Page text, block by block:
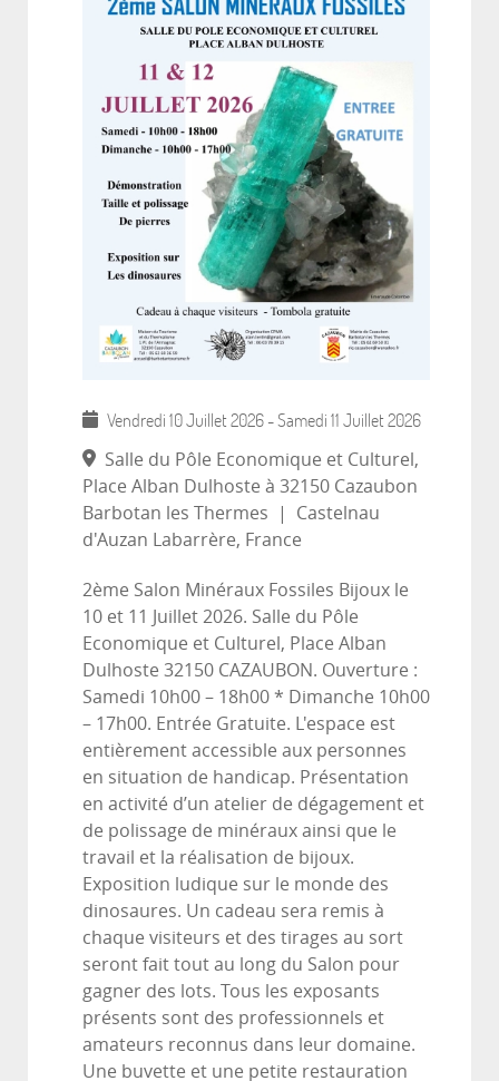
Vendredi 10 Juillet 2026 -Samedi 11 Juillet 2026
Salle du Pôle Economique et Culturel,
Place Alban Dulhoste à 32150 Cazaubon
Barbotan les Thermes
|
Castelnau
d'Auzan Labarrère, France
2ème Salon Minéraux Fossiles Bijoux le
10 et 11 Juillet 2026. Salle du Pôle
Economique et Culturel, Place Alban
Dulhoste 32150 CAZAUBON. Ouverture :
Samedi 10h00 – 18h00 * Dimanche 10h00
– 17h00. Entrée Gratuite. L'espace est
entièrement accessible aux personnes
en situation de handicap. Présentation
en activité d’un atelier de dégagement et
de polissage de minéraux ainsi que le
travail et la réalisation de bijoux.
Exposition ludique sur le monde des
dinosaures. Un cadeau sera remis à
chaque visiteurs et des tirages au sort
seront fait tout au long du Salon pour
gagner des lots. Tous les exposants
présents sont des professionnels et
amateurs reconnus dans leur domaine.
Une buvette et une petite restauration